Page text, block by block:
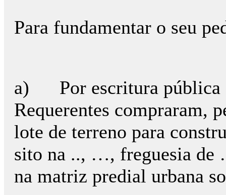
Para fundamentar o seu
a) Por escritura pública
Requerentes compraram,
lote de terreno para
sito na .., …, freguesia de
na matriz predial urbana